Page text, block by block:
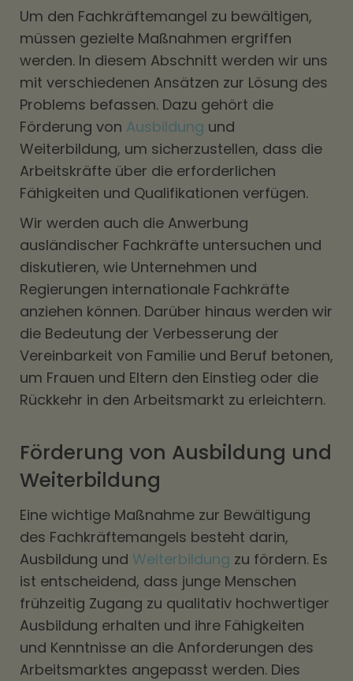
Um den Fachkräftemangel zu bewältigen,
müssen gezielte Maßnahmen ergriffen
werden. In diesem Abschnitt werden wir uns
mit verschiedenen Ansätzen zur Lösung des
Problems befassen. Dazu gehört die
Förderung von Ausbildung und
Weiterbildung, um sicherzustellen, dass die
Arbeitskräfte über die erforderlichen
Fähigkeiten und Qualifikationen verfügen.
Wir werden auch die Anwerbung
ausländischer Fachkräfte untersuchen und
diskutieren, wie Unternehmen und
Regierungen internationale Fachkräfte
anziehen können. Darüber hinaus werden wir
die Bedeutung der Verbesserung der
Vereinbarkeit von Familie und Beruf betonen,
um Frauen und Eltern den Einstieg oder die
Rückkehr in den Arbeitsmarkt zu erleichtern.
Förderung von Ausbildung und
Weiterbildung
Eine wichtige Maßnahme zur Bewältigung
des Fachkräftemangels besteht darin,
Ausbildung und Weiterbildung zu fördern. Es
ist entscheidend, dass junge Menschen
frühzeitig Zugang zu qualitativ hochwertiger
Ausbildung erhalten und ihre Fähigkeiten
und Kenntnisse an die Anforderungen des
Arbeitsmarktes angepasst werden. Dies